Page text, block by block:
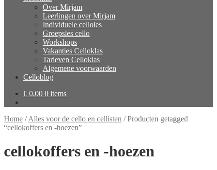
Over Mirjam
Leerlingen over Mirjam
Individuele celloles
Groepsles cello
Workshops
Vakanties Celloklas
Tarieven Celloklas
Algemene voorwaarden
Celloblog
€ 0,00 0 items
Home /Alles voor de cello en cellisten /Producten getagged
“cellokoffers en -hoezen”
cellokoffers en -hoezen